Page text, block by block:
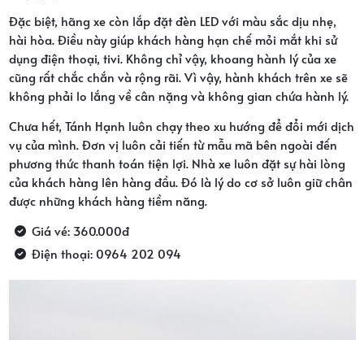
Đặc biệt, hãng xe còn lắp đặt đèn LED với màu sắc dịu nhẹ,
hài hòa. Điều này giúp khách hàng hạn chế mỏi mắt khi sử
dụng điện thoại, tivi. Không chỉ vậy, khoang hành lý của xe
cũng rất chắc chắn và rộng rãi. Vì vậy, hành khách trên xe sẽ
không phải lo lắng về cân nặng và không gian chứa hành lý.
Chưa hết, Tánh Hạnh luôn chạy theo xu hướng để đổi mới dịch
vụ của mình. Đơn vị luôn cải tiến từ mẫu mã bên ngoài đến
phương thức thanh toán tiện lợi. Nhà xe luôn đặt sự hài lòng
của khách hàng lên hàng đầu. Đó là lý do cơ sở luôn giữ chân
được những khách hàng tiềm năng.
Giá vé: 360.000đ
Điện thoại: 0964 202 094